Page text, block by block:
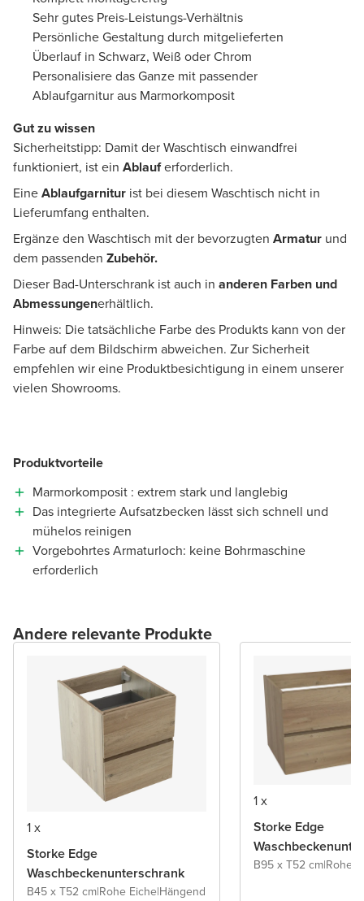
Sehr gutes Preis-Leistungs-Verhältnis
Persönliche Gestaltung durch mitgelieferten
Überlauf in Schwarz, Weiß oder Chrom
Personalisiere das Ganze mit passender
Ablaufgarnitur aus Marmorkomposit
Gut zu wissen
Sicherheitstipp: Damit der Waschtisch einwandfrei
funktioniert, ist ein Ablauferforderlich.
EineAblaufgarnitur ist bei diesem Waschtisch nicht in
Lieferumfang enthalten.
Ergänze den Waschtisch mit der bevorzugten Armatur und
dem passenden Zubehör.
Dieser Bad-Unterschrank ist auch in anderen Farben und
Abmessungenerhältlich.
Hinweis: Die tatsächliche Farbe des Produkts kann von der
Farbe auf dem Bildschirm abweichen. Zur Sicherheit
empfehlen wir eine Produktbesichtigung in einem unserer
vielen Showrooms.
Produktvorteile
Marmorkomposit : extrem stark und langlebig
Das integrierte Aufsatzbecken lässt sich schnell und
mühelos reinigen
Vorgebohrtes Armaturloch: keine Bohrmaschine
erforderlich
Andere relevante Produkte
1 x
Storke Edge
Waschbeckenunterschrank
B45 x T52 cm|Rohe Eiche|Hängend
1 x
Storke Edge
B95 x T52 cm|Rohe